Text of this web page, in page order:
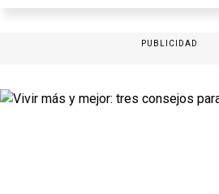
PUBLICIDAD